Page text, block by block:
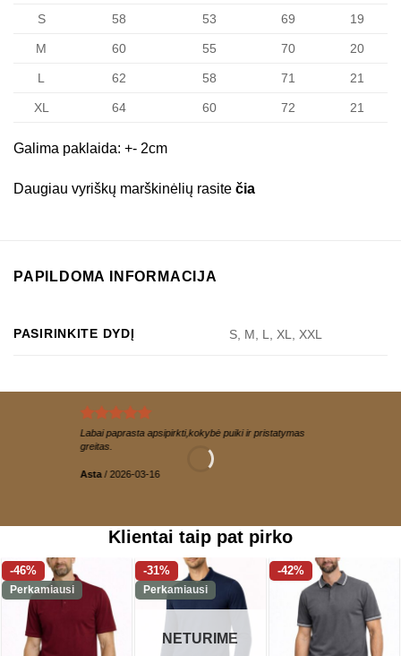
S 58 53 69 19
M 60 55 70 20
L 62 58 71 21
XL 64 60 72 21
Galima paklaida: +- 2cm
Daugiau vyriškų marškinėlių rasite čia
PAPILDOMA INFORMACIJA
PASIRINKITE DYDĮ S, M, L, XL, XXL
Labai paprasta apsipirkti,kokybė puiki ir pristatymas
greitas.
Asta / 2026-03-16
Klientai taip pat pirko
-46%
Perkamiausi
-31%
Perkamiausi
NETURIME
-42%